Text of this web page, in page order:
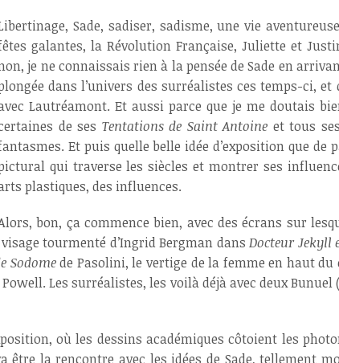
Sade, sadiser, sadisme, une vie
galantes, la Révolution Française, Juliette et
je ne connaissais rien à la pensée de Sade en
dans l’univers des surréalistes ces temps-ci,
Lautréamont. Et aussi parce que je me doutais
de ses Tentations de Saint Antoine et tous
Et puis quelle belle idée d’exposition que
qui traverse les siècles et montrer ses
plastiques, des influences.
bon, ça commence bien, avec des écrans sur
tourmenté d’Ingrid Bergman dansDocteur Jekyll
Sodomede Pasolini, le vertige de la femme en haut
Les surréalistes, les voilà déjà avec deux Bunuel
où les dessins académiques côtoient les
être la rencontre avec les idées de Sade, tellement